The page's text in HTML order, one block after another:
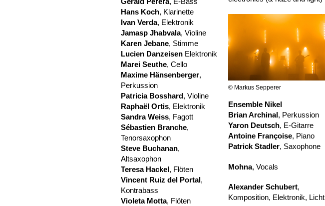
Hans Koch, Klarinette
Ivan Verda, Elektronik
Jamasp Jhabvala, Violine
Karen Jebane, Stimme
Lucien Danzeisen Elektronik
Marei Seuthe, Cello
Maxime Hänsenberger,
Perkussion
Patricia Bosshard, Violine
Raphaël Ortis, Elektronik
Sandra Weiss, Fagott
Sébastien Branche,
Tenorsaxophon
Steve Buchanan,
Altsaxophon
Teresa Hackel, Flöten
Vincent Ruiz del Portal,
Kontrabass
Violeta Motta, Flöten
© Markus Sepperer
Ensemble Nikel
Brian Archinal, Perkussion
Yaron Deutsch, E-Gitarre
Antoine Françoise, Piano
Patrick Stadler, Saxophone
Mohna, Vocals
Alexander Schubert,
Komposition, Elektronik, Licht